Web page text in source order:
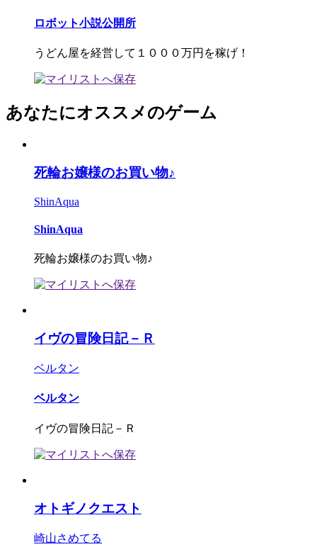
ロボット小説公開所
うどん屋を経営して１０００万円を稼げ！
あなたにオススメのゲーム
死輪お嬢様のお買い物♪
ShinAqua
ShinAqua
死輪お嬢様のお買い物♪
イヴの冒険日記－Ｒ
ベルタン
ベルタン
イヴの冒険日記－Ｒ
オトギノクエスト
崎山さめてる